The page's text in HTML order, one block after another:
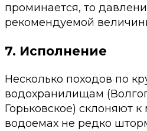
проминается, то
рекомендуемой
7. Исполнение
Несколько походов по
водохранилищам
Горьковское) склоняют
водоемах не редко